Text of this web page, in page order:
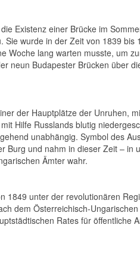
Existenz einer Brücke im
wurde in der Zeit von 1839
Woche lang warten musste, um
neun Budapester Brücken über
der Hauptplätze der Unruhen,
Hilfe Russlands blutig
unabhängig. Symbol des
Burg und nahm in dieser Zeit –
Ämter wahr.
1849 unter der revolutionären
dem Österreichisch-
Rates für